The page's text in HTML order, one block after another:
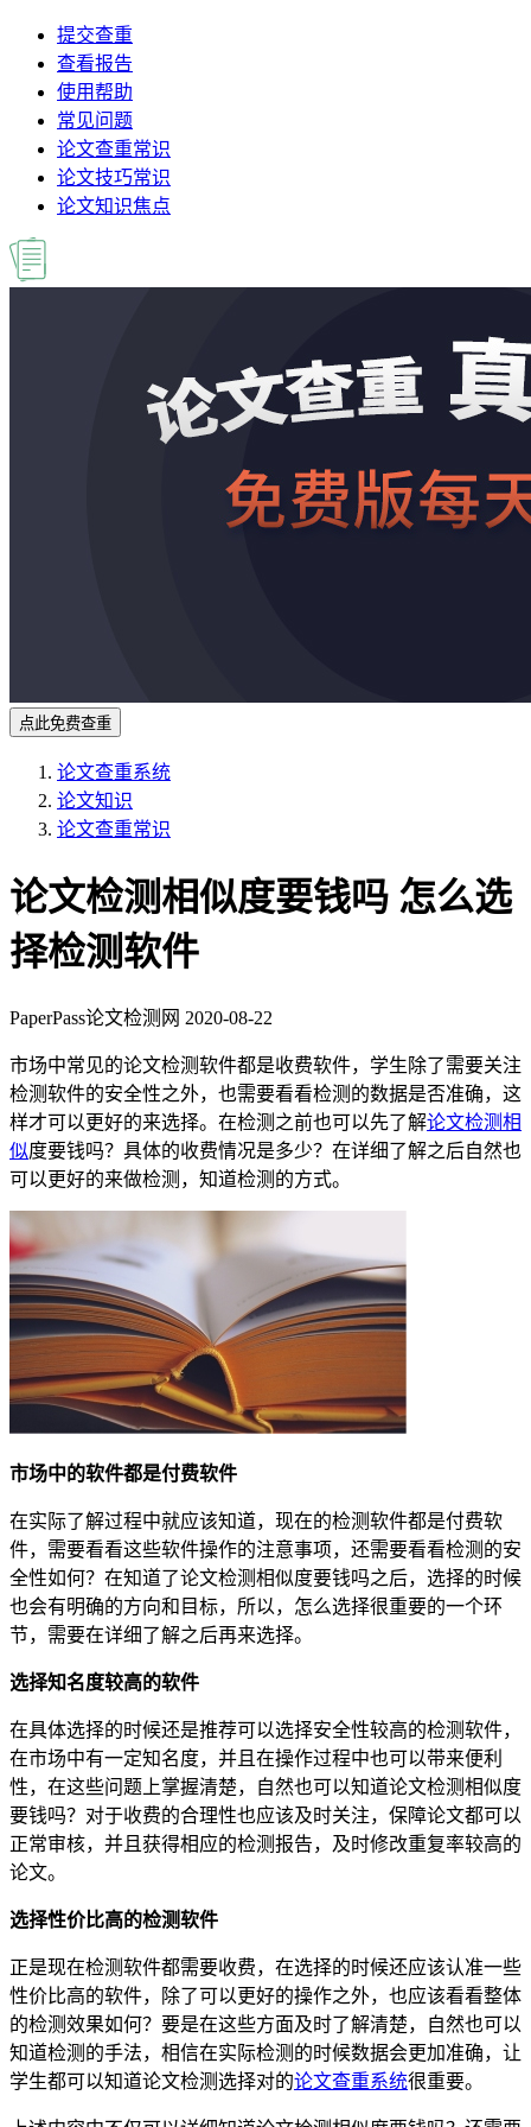
提交查重
查看报告
使用帮助
常见问题
论文查重常识
论文技巧常识
论文知识焦点
点此免费查重
论文查重系统
论文知识
论文查重常识
论文检测相似度要钱吗 怎么选
择检测软件
PaperPass论文检测网 2020-08-22
市场中常见的论文检测软件都是收费软件，学生除了需要关注
检测软件的安全性之外，也需要看看检测的数据是否准确，这
样才可以更好的来选择。在检测之前也可以先了解论文检测相
似度要钱吗？具体的收费情况是多少？在详细了解之后自然也
可以更好的来做检测，知道检测的方式。
市场中的软件都是付费软件
在实际了解过程中就应该知道，现在的检测软件都是付费软
件，需要看看这些软件操作的注意事项，还需要看看检测的安
全性如何？在知道了论文检测相似度要钱吗之后，选择的时候
也会有明确的方向和目标，所以，怎么选择很重要的一个环
节，需要在详细了解之后再来选择。
选择知名度较高的软件
在具体选择的时候还是推荐可以选择安全性较高的检测软件，
在市场中有一定知名度，并且在操作过程中也可以带来便利
性，在这些问题上掌握清楚，自然也可以知道论文检测相似度
要钱吗？对于收费的合理性也应该及时关注，保障论文都可以
正常审核，并且获得相应的检测报告，及时修改重复率较高的
论文。
选择性价比高的检测软件
正是现在检测软件都需要收费，在选择的时候还应该认准一些
性价比高的软件，除了可以更好的操作之外，也应该看看整体
的检测效果如何？要是在这些方面及时了解清楚，自然也可以
知道检测的手法，相信在实际检测的时候数据会更加准确，让
学生都可以知道论文检测选择对的论文查重系统很重要。